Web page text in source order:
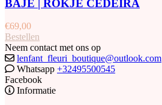
BAJE | ROKJE CEDEIRA
€69,00
Bestellen
Neem contact met ons op
lenfant_fleuri_boutique@outlook.com
Whatsapp +32495500545
Facebook
Informatie